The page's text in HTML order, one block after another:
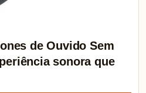
de Ouvido Sem
sonora que